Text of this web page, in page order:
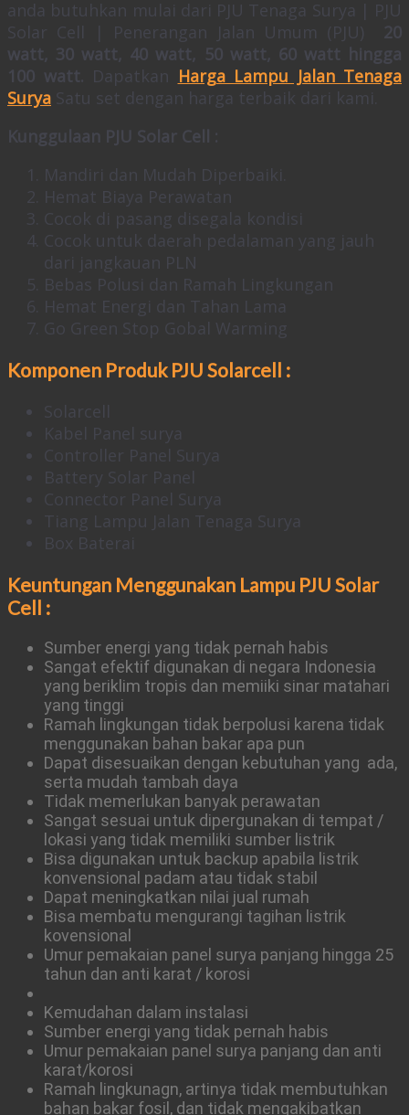
anda butuhkan mulai dari PJU Tenaga Surya | PJU
Solar Cell | Penerangan Jalan Umum (PJU) 20
watt, 30 watt, 40 watt, 50 watt, 60 watt hingga
100 watt. Dapatkan Harga Lampu Jalan Tenaga
Surya Satu set dengan harga terbaik dari kami.
Kunggulaan PJU Solar Cell :
Mandiri dan Mudah Diperbaiki.
Hemat Biaya Perawatan
Cocok di pasang disegala kondisi
Cocok untuk daerah pedalaman yang jauh
dari jangkauan PLN
Bebas Polusi dan Ramah Lingkungan
Hemat Energi dan Tahan Lama
Go Green Stop Gobal Warming
Komponen Produk PJU Solarcell :
Solarcell
Kabel Panel surya
Controller Panel Surya
Battery Solar Panel
Connector Panel Surya
Tiang Lampu Jalan Tenaga Surya
Box Baterai
Keuntungan Menggunakan Lampu PJU Solar
Cell :
Sumber energi yang tidak pernah habis
Sangat efektif digunakan di negara Indonesia
yang beriklim tropis dan memiiki sinar matahari
yang tinggi
Ramah lingkungan tidak berpolusi karena tidak
menggunakan bahan bakar apa pun
Dapat disesuaikan dengan kebutuhan yang ada,
serta mudah tambah daya
Tidak memerlukan banyak perawatan
Sangat sesuai untuk dipergunakan di tempat /
lokasi yang tidak memiliki sumber listrik
Bisa digunakan untuk backup apabila listrik
konvensional padam atau tidak stabil
Dapat meningkatkan nilai jual rumah
Bisa membatu mengurangi tagihan listrik
kovensional
Umur pemakaian panel surya panjang hingga 25
tahun dan anti karat / korosi
Kemudahan dalam instalasi
Sumber energi yang tidak pernah habis
Umur pemakaian panel surya panjang dan anti
karat/korosi
Ramah lingkunagn, artinya tidak membutuhkan
bahan bakar fosil, dan tidak mengakibatkan